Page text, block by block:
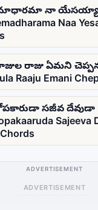
నా యేసయ్యా |
Naa
రాజు ఏమని
Raaju Emani
సజీవ దేవుడా |
Sajeeva
ADVERTISEMENT
ADVERTISEMENT